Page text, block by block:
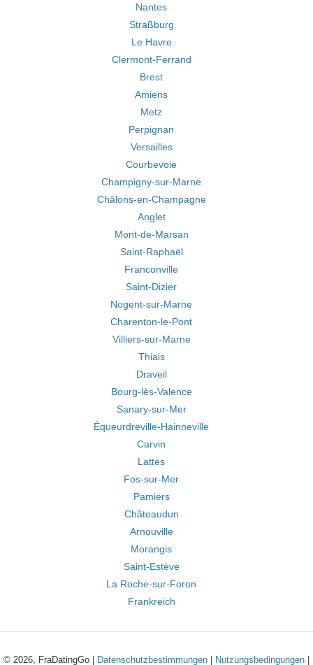
Nantes
Straßburg
Le Havre
Clermont-Ferrand
Brest
Amiens
Metz
Perpignan
Versailles
Courbevoie
Champigny-sur-Marne
Châlons-en-Champagne
Anglet
Mont-de-Marsan
Saint-Raphaël
Franconville
Saint-Dizier
Nogent-sur-Marne
Charenton-le-Pont
Villiers-sur-Marne
Thiais
Draveil
Bourg-lès-Valence
Sanary-sur-Mer
Équeurdreville-Hainneville
Carvin
Lattes
Fos-sur-Mer
Pamiers
Châteaudun
Arnouville
Morangis
Saint-Estève
La Roche-sur-Foron
Frankreich
© 2026, FraDatingGo | Datenschutzbestimmungen Nutzungsbedingungen